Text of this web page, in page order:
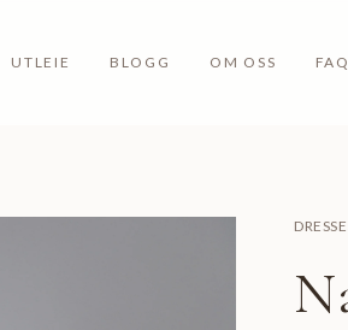
UTLEIE BLOGG OM OSS FAQ